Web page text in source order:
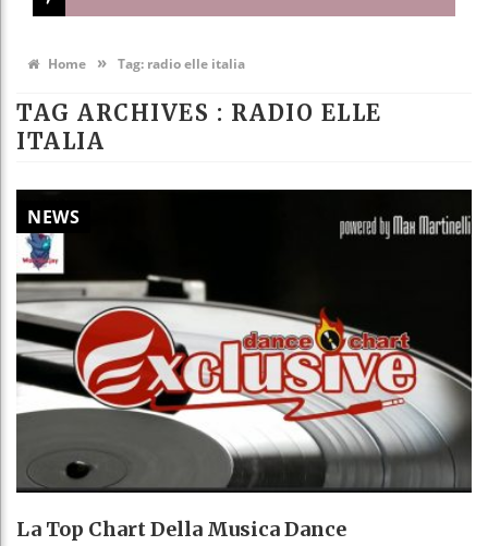
Home » Tag: radio elle italia
TAG ARCHIVES : RADIO ELLE
ITALIA
NEWS
La Top Chart Della Musica Dance